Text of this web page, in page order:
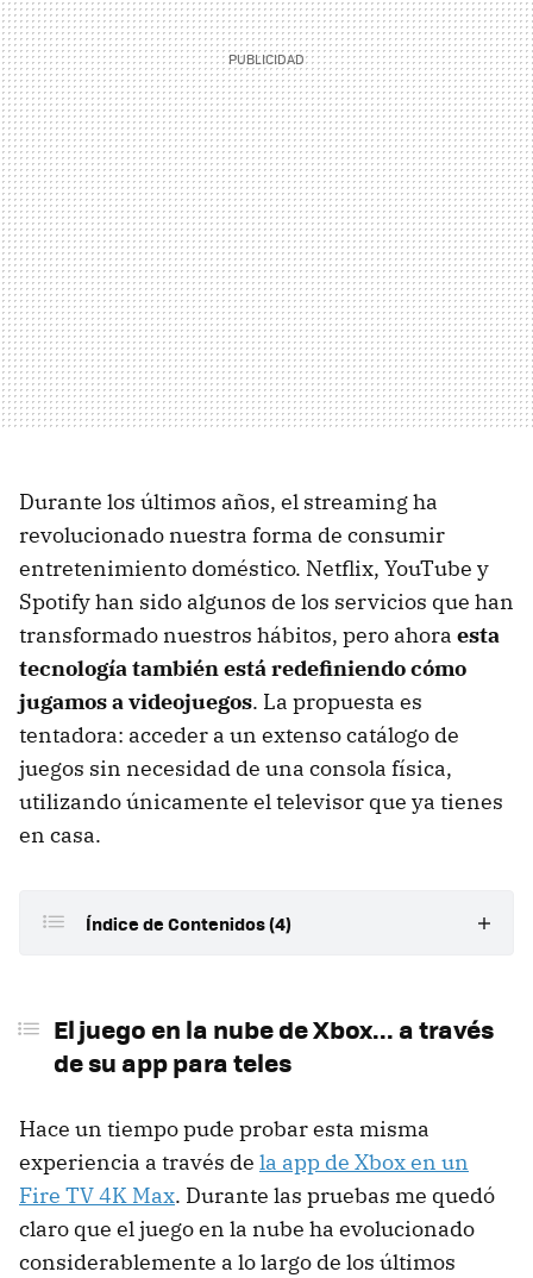
Durante los últimos años, el streaming ha
revolucionado nuestra forma de consumir
entretenimiento doméstico. Netflix, YouTube y
Spotify han sido algunos de los servicios que han
transformado nuestros hábitos, pero ahora esta
tecnología también está redefiniendo cómo
jugamos a videojuegos. La propuesta es
tentadora: acceder a un extenso catálogo de
juegos sin necesidad de una consola física,
utilizando únicamente el televisor que ya tienes
en casa.
Índice de Contenidos (4)
Como siempre, todo dependerá de nuestra conexión
a Internet y configuración
Lo de la app de Xbox en Smart TV es una gozada, y
debería llegar al resto de teles
El juego en la nube ha evolucionado mucho, pero aún
queda camino
El juego en la nube de Xbox... a través
de su app para teles
Hace un tiempo pude probar esta misma
experiencia a través de la app de Xbox en un
Fire TV 4K Max. Durante las pruebas me quedó
claro que el juego en la nube ha evolucionado
considerablemente a lo largo de los últimos